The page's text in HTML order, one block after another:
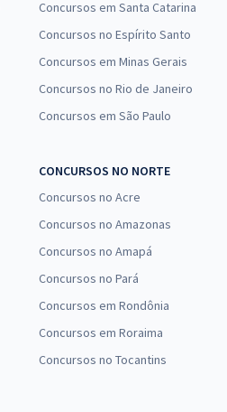
Concursos em Santa Catarina
Concursos no Espírito Santo
Concursos em Minas Gerais
Concursos no Rio de Janeiro
Concursos em São Paulo
CONCURSOS NO NORTE
Concursos no Acre
Concursos no Amazonas
Concursos no Amapá
Concursos no Pará
Concursos em Rondônia
Concursos em Roraima
Concursos no Tocantins